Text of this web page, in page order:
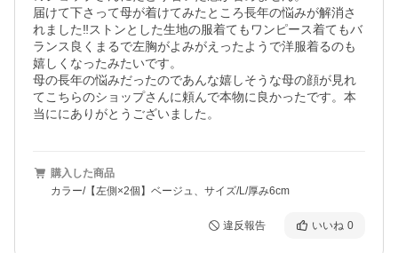
届けて下さって母が着けてみたところ長年の悩みが解消さ
れました‼️ストンとした生地の服着てもワンピース着てもバ
ランス良くまるで左胸がよみがえったようで洋服着るのも
嬉しくなったみたいです。
母の長年の悩みだったのであんな嬉しそうな母の顔が見れ
てこちらのショップさんに頼んで本物に良かったです。本
当ににありがとうございました。
購入した商品
カラー/【左側×2個】ベージュ、サイズ/L/厚み6cm
違反報告 いいね 0